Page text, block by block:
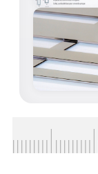
EXEMPLES,
NUANCIER
COMMENT